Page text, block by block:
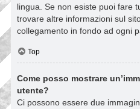
lingua. Se non esiste puoi fare
trovare altre informazioni sul
collegamento in fondo ad ogni
Top
Come posso mostrare
utente?
Ci possono essere due